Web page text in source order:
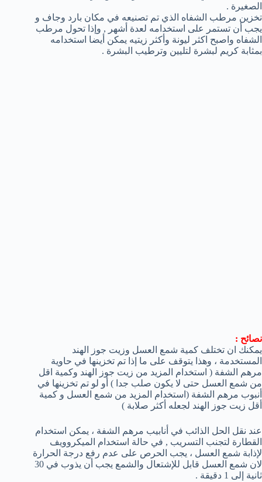
الصغيرة .
تخزين مرطب الشفاه الذي تم تصنيعه في مكان بارد وجاف و
يجب أن تستمر على استخدامه لعدة أشهر , وإذا تحول مرطب
الشفاه واصبح اكثر ليونة وأكثر زيتيه يمكن أيضا استخدامه
بمثابة كريم لبشرة لتليين وترطيب البشرة .
نصائح :
يمكنك ان تختلف كمية شمع العسل وزيت جوز الهند
المستخدمة ، وهذا يتوقف على ما إذا تم تخزينها في حاوية
مرهم الشفة ( استخدام المزيد من زيت جوز الهند وكمية اقل
من شمع العسل حتى لا يكون صلب جدا ) أو لو تم تخزينها في
أنبوب مرهم الشفة (استخدام المزيد من شمع العسل و كمية
أقل زيت جوز الهند لجعله أكثر صلابة )
عند نقل الحل الذائب في أنابيب مرهم الشفة ، يمكن استخدام
القطارة لتجنب التسريب , في حالة استخدام الميكروويف
لإذابة شمع العسل ، يجب الحرص على عدم رفع درجة الحرارة
لان شمع العسل قابل للإشتعال والشمع يجب أن يذوب في 30
ثانية إلى 1 دقيقة .